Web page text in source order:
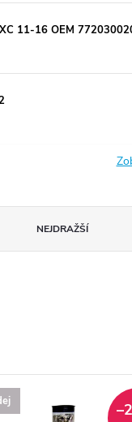
11-16 OEM
NEJDRAŽŠÍ